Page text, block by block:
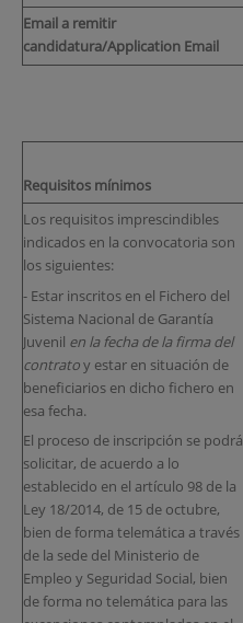
Email a remitir
candidatura/Application Email
Requisitos mínimos
Los requisitos imprescindibles
indicados en la convocatoria son
los siguientes:
- Estar inscritos en el Fichero del
Sistema Nacional de Garantía
Juvenil en la fecha de la firma del
contratoy estar en situación de
beneficiarios en dicho fichero en
esa fecha.
El proceso de inscripción se podrá
solicitar, de acuerdo a lo
establecido en el artículo 98 de la
Ley 18/2014, de 15 de octubre,
bien de forma telemática a través
de la sede del Ministerio de
Empleo y Seguridad Social, bien
de forma no telemática para las